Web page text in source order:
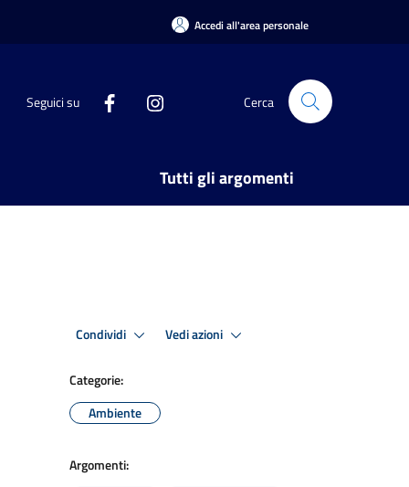
Accedi all'area personale
Seguici su Cerca
Tutti gli argomenti
Condividi Vedi azioni
Categorie:
Ambiente
Argomenti: